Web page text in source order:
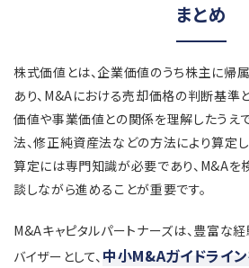
まとめ
株式価値とは、企業価値のうち株主に帰
あり、M&Aにおける売却価格の判断基準
価値や事業価値との関係を理解したうえ
法、修正純資産法などの方法により算定し
算定には専門知識が必要であり、M&A
談しながら進めることが重要です。
M&Aキャピタルパートナーズは、豊富な
バイザーとして、 中小M&Aガイドライ